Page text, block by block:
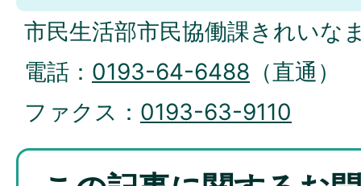
市民生活部市民協働課きれいな
電話： 0193-64-6488 （直通）
ファクス： 0193-63-9110